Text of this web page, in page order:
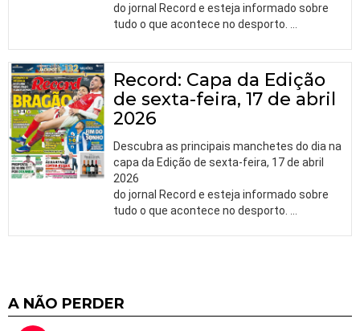
do jornal Record e esteja informado sobre
tudo o que acontece no desporto.
Record: Capa da Edição
de sexta-feira, 17 de abril
2026
Descubra as principais manchetes do dia na
capa da Edição de sexta-feira, 17 de abril
2026
do jornal Record e esteja informado sobre
tudo o que acontece no desporto.
A NÃO PERDER